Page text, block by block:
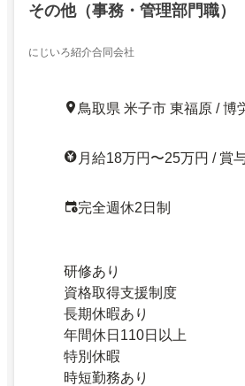
その他（事務・管理部門職）
にじいろ紹介合同会社
鳥取県 米子市 東福原 / 博
月給18万円〜25万円 / 賞
完全週休2日制
研修あり
資格取得支援制度
長期休暇あり
年間休日110日以上
特別休暇
時短勤務あり